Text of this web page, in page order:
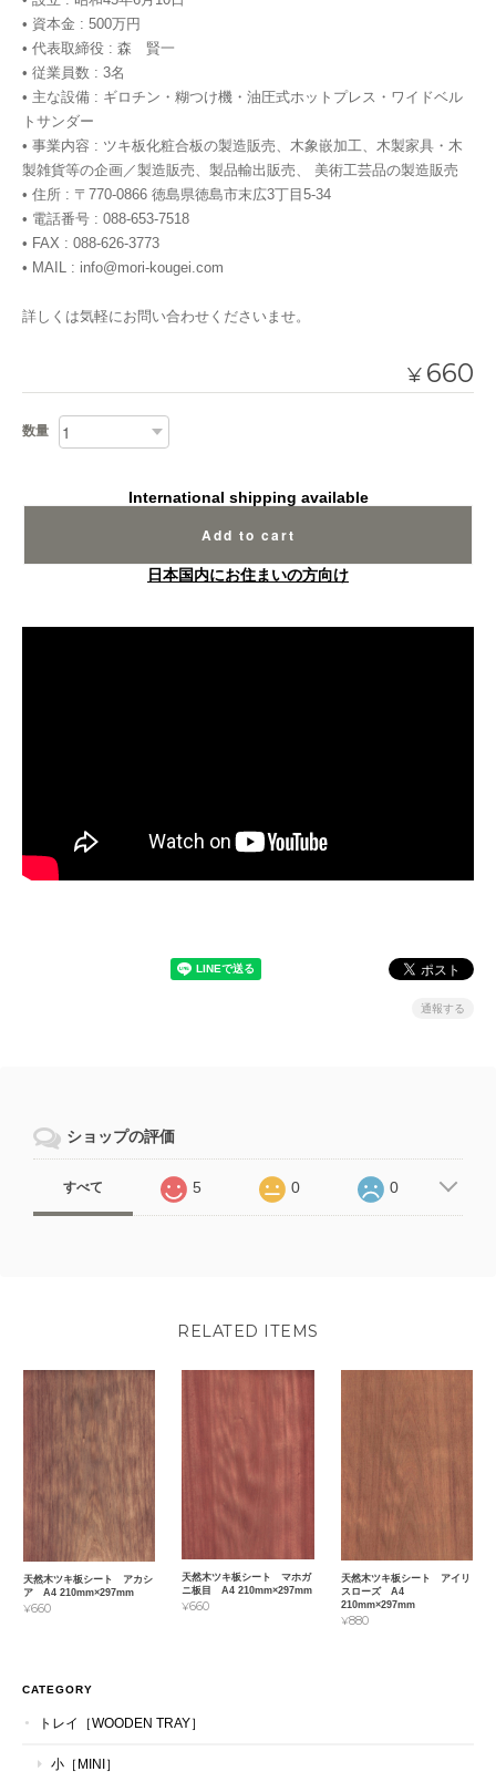
• 資本金 : 500万円
• 代表取締役 : 森 賢一
• 従業員数 : 3名
• 主な設備 : ギロチン・糊つけ機・油圧式ホットプレス・ワイドベル
トサンダー
• 事業内容 : ツキ板化粧合板の製造販売、木象嵌加工、木製家具・木
製雑貨等の企画／製造販売、製品輸出販売、 美術工芸品の製造販売
• 住所 : 〒770-0866 徳島県徳島市末広3丁目5-34
• 電話番号 : 088-653-7518
• FAX : 088-626-3773
• MAIL : info@mori-kougei.com
詳しくは気軽にお問い合わせくださいませ。
¥ 660
数量
International shipping available
Add to cart
日本国内にお住まいの方向け
通報する
ショップの評価
すべて 5 0 0
RELATED ITEMS
天然木ツキ板シート アカシ
ア A4 210mm×297mm
¥660
天然木ツキ板シート マホガ
ニ板目 A4 210mm×297mm
¥660
天然木ツキ板シート アイリ
スローズ A4
210mm×297mm
¥880
CATEGORY
トレイ［WOODEN TRAY］
小［MINI］